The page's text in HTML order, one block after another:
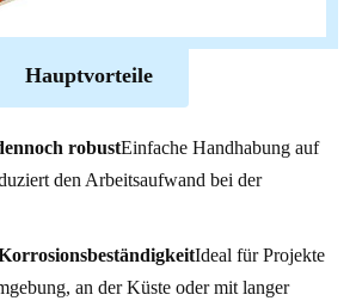
Hauptvorteile
robustEinfache Handhabung auf
den Arbeitsaufwand bei der
Ideal für Projekte
an der Küste oder mit langer